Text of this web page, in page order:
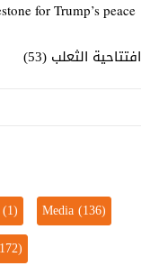
for Trump’s peace
افتتاحية الثعلب (53)
(1) Media(136)